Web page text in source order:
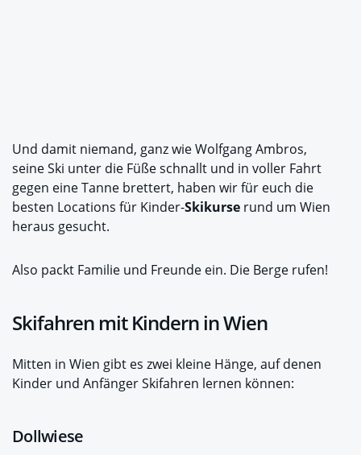
Und damit niemand, ganz wie Wolfgang Ambros,
seine Ski unter die Füße schnallt und in voller Fahrt
gegen eine Tanne brettert, haben wir für euch die
besten Locations für Kinder-Skikurse rund um Wien
heraus gesucht.
Also packt Familie und Freunde ein. Die Berge rufen!
Skifahren mit Kindern in Wien
Mitten in Wien gibt es zwei kleine Hänge, auf denen
Kinder und Anfänger Skifahren lernen können:
Dollwiese